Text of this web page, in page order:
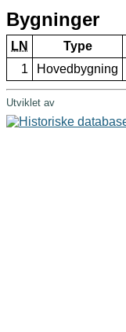
Bygninger
LN Type
1
Hovedbygning
Utviklet av